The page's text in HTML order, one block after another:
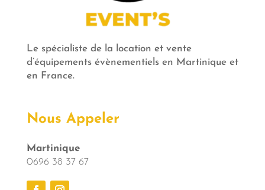
Le spécialiste de la location et vente
d’équipements évènementiels en Martinique et
en France.
Nous Appeler
Martinique
0696 38 37 67